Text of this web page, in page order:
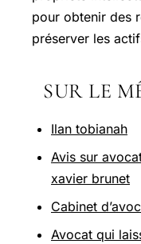
pour obtenir des
préserver les
SUR LE
Ilan tobianah
Avis sur
xavier brunet
Cabinet
Avocat qui